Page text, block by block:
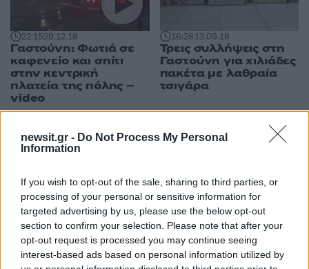
newsit.gr - Do Not Process My Personal
Information
If you wish to opt-out of the sale, sharing to third parties, or
processing of your personal or sensitive information for
targeted advertising by us, please use the below opt-out
section to confirm your selection. Please note that after your
opt-out request is processed you may continue seeing
interest-based ads based on personal information utilized by
22:1529.12.18
Γαστούνη: Φωτιά σε
καφενείο και σπίτι
στην κεντρική
πλατεία της πόλης –
video
16:2813.09.18
Τρεις συλλήψεις στη
Γαστούνη για χιλιάδες
πακέτα με λαθραία
τσιγάρα